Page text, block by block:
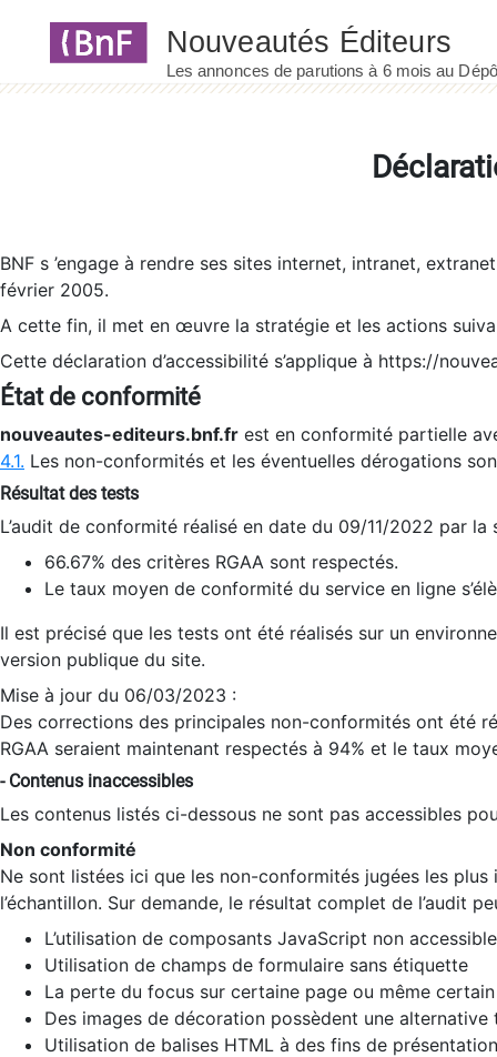
BNF s ’engage à rendre ses sites internet, intranet,
février 2005.
A cette fin, il met en œuvre la stratégie et les actions
Cette déclaration d’accessibilité s’applique à https://
État de conformité
nouveautes-editeurs.bnf.fr est en conformité partielle
4.1. Les non-conformités et les éventuelles dérogations
Résultat des tests
L’audit de conformité réalisé en date du 09/11/2022 par
66.67% des critères RGAA sont respectés.
Le taux moyen de conformité du service en ligne
Il est précisé que les tests ont été réalisés sur un
version publique du site.
Mise à jour du 06/03/2023 :
Des corrections des principales non-conformités ont été
RGAA seraient maintenant respectés à 94% et le taux
- Contenus inaccessibles
Les contenus listés ci-dessous ne sont pas accessibles
Non conformité
Ne sont listées ici que les non-conformités jugées les
l’échantillon. Sur demande, le résultat complet de l’audit
L’utilisation de composants JavaScript non
Utilisation de champs de formulaire sans étiquette
La perte du focus sur certaine page ou même
Des images de décoration possèdent une alternative
Utilisation de balises HTML à des fins de